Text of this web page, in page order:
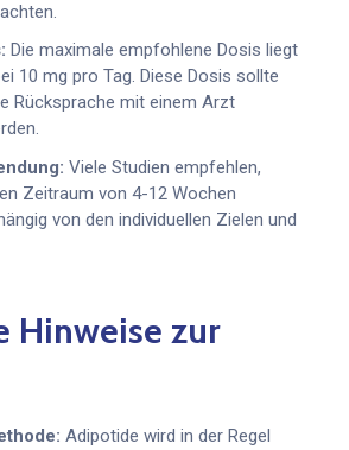
Die maximale empfohlene Dosis liegt
10 mg pro Tag. Diese Dosis sollte
Rücksprache mit einem Arzt
Viele Studien empfehlen,
Zeitraum von 4-12 Wochen
von den individuellen Zielen und
Hinweise zur
Adipotide wird in der Regel